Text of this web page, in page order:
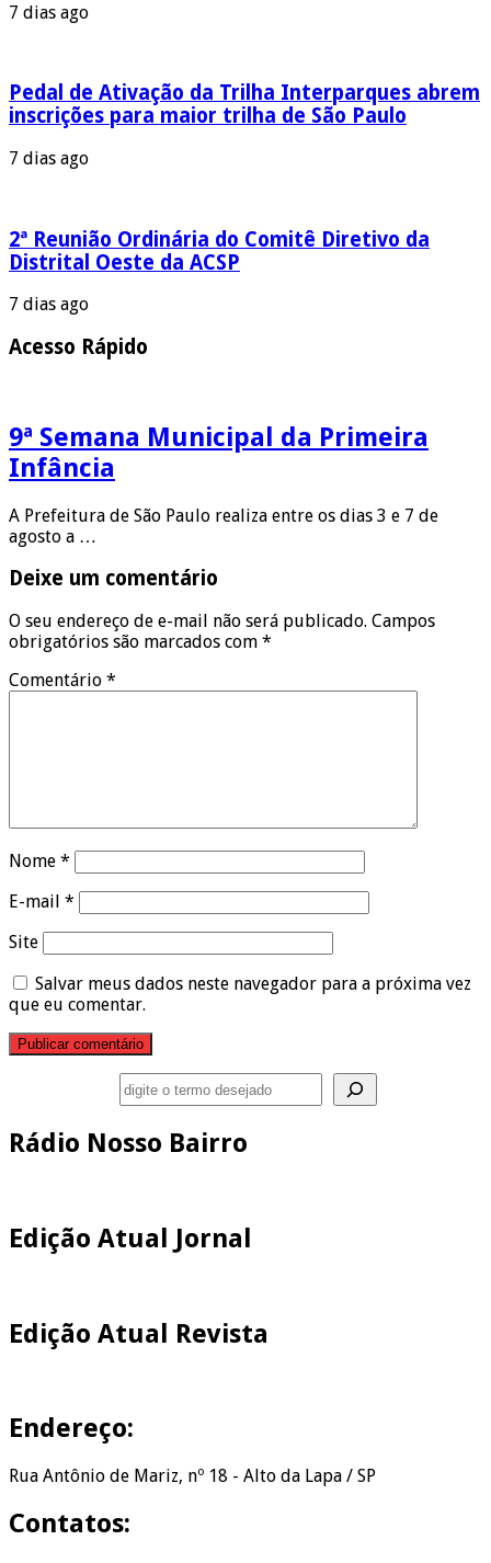
7 dias ago
Pedal de Ativação da Trilha Interparques abrem
inscrições para maior trilha de São Paulo
7 dias ago
2ª Reunião Ordinária do Comitê Diretivo da
Distrital Oeste da ACSP
7 dias ago
Acesso Rápido
9ª Semana Municipal da Primeira
Infância
A Prefeitura de São Paulo realiza entre os dias 3 e 7 de
agosto a …
Deixe um comentário
O seu endereço de e-mail não será publicado. Campos
obrigatórios são marcados com *
Comentário *
Nome *
E-mail *
Site
Salvar meus dados neste navegador para a próxima vez
que eu comentar.
Rádio Nosso Bairro
Edição Atual Jornal
Edição Atual Revista
Endereço:
Rua Antônio de Mariz, nº 18 - Alto da Lapa / SP
Contatos: